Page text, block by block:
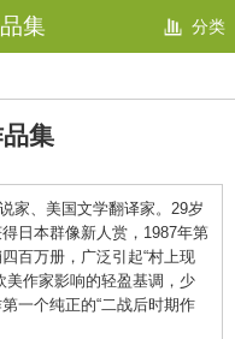
集 分类
集
家、美国文学翻译家。29岁
日本群像新人赏，1987年第
百万册，广泛引起“村上现
美作家影响的轻盈基调，少
一个纯正的“二战后时期作